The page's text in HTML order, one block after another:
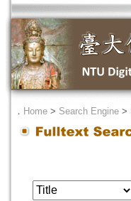
． Home > Search Engine >